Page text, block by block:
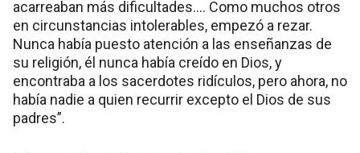
acarreaban más dificultades…. Como muchos otros
en circunstancias intolerables, empezó a rezar.
Nunca había puesto atención a las enseñanzas de
su religión, él nunca había creído en Dios, y
encontraba a los sacerdotes ridículos, pero ahora, no
había nadie a quien recurrir excepto el Dios de sus
padres”.